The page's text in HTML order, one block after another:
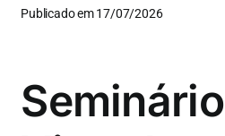
Publicado em 17/07/2026
Seminário